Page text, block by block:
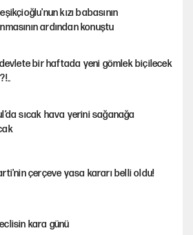
kızı babasının
ardından konuştu
devlete bir haftada yeni gömlek biçilecek
sıcak hava yerini sağanağa
çerçeve yasa kararı belli oldu!
kara günü